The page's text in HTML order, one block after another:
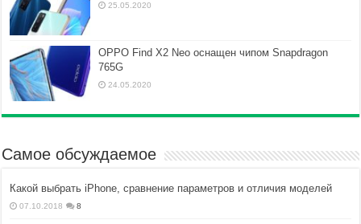
25.05.2020
OPPO Find X2 Neo оснащен чипом Snapdragon
765G
24.05.2020
Самое обсуждаемое
Какой выбрать iPhone, сравнение параметров и отличия моделей
07.10.2018 8